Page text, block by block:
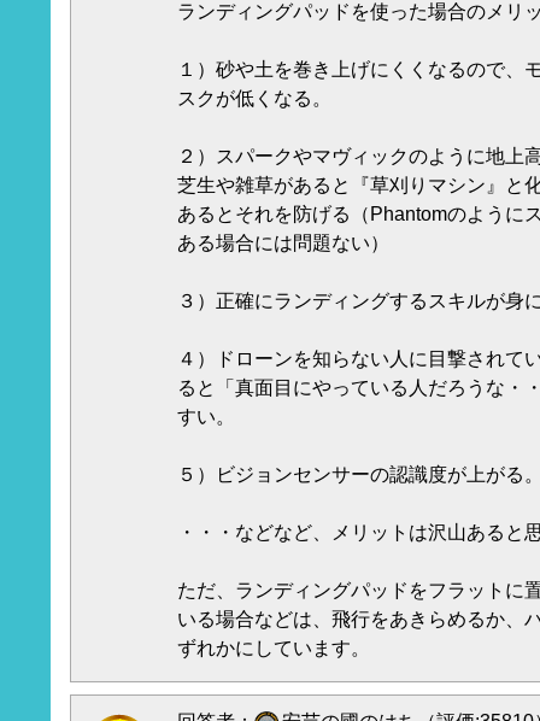
ランディングパッドを使った場合のメリ
１）砂や土を巻き上げにくくなるので、
スクが低くなる。
２）スパークやマヴィックのように地上
芝生や雑草があると『草刈りマシン』と
あるとそれを防げる（Phantomのように
ある場合には問題ない）
３）正確にランディングするスキルが身
４）ドローンを知らない人に目撃されて
ると「真面目にやっている人だろうな・
すい。
５）ビジョンセンサーの認識度が上がる
・・・などなど、メリットは沢山あると
ただ、ランディングパッドをフラットに
いる場合などは、飛行をあきらめるか、
ずれかにしています。